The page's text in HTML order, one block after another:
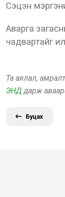
Сэцэн
Аварга
чадвартайг
Та аялал,
ЭНД дарж
Буцах